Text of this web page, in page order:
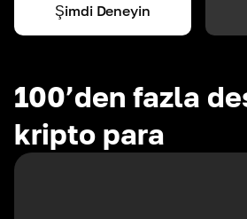
Şimdi Deneyin
100’den fazla
kripto para